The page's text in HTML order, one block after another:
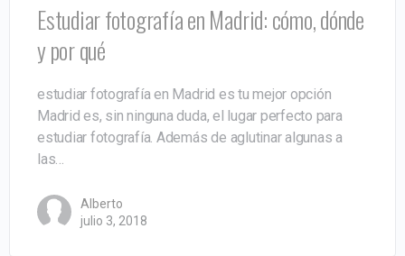
Estudiar fotografía en Madrid: cómo, dónde
y por qué
estudiar fotografía en Madrid es tu mejor opción
Madrid es, sin ninguna duda, el lugar perfecto para
estudiar fotografía. Además de aglutinar algunas a
las…
Alberto
julio 3, 2018